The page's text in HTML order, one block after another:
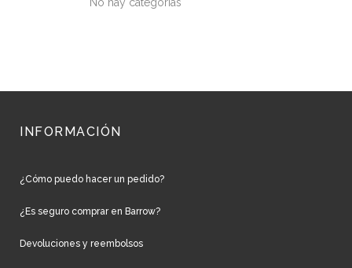
INFORMACIÓN
¿Cómo puedo hacer un pedido?
¿Es seguro comprar en Barrow?
Devoluciones y reembolsos